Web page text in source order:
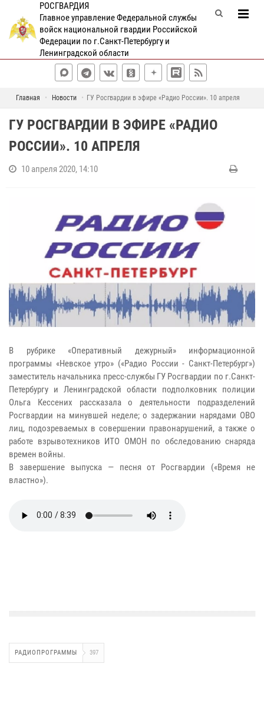
РОСГВАРДИЯ
Главное управление Федеральной службы
войск национальной гвардии Российской
Федерации по г.Санкт-Петербургу и
Ленинградской области
Главная Новости ГУ Росгвардии в эфире «Радио России». 10 апреля
ГУ РОСГВАРДИИ В ЭФИРЕ «РАДИО
РОССИИ». 10 АПРЕЛЯ
10 апреля 2020, 14:10
В рубрике «Оперативный дежурный» информационной
программы «Невское утро» («Радио России - Санкт-Петербург»)
заместитель начальника пресс-службы ГУ Росгвардии по г.Санкт-
Петербургу и Ленинградской области подполковник полиции
Ольга Кессених рассказала о деятельности подразделений
Росгвардии на минувшей неделе; о задержании нарядами ОВО
лиц, подозреваемых в совершении правонарушений, а также о
работе взрывотехников ИТО ОМОН по обследованию снаряда
времен войны.
В завершение выпуска — песня от Росгвардии («Время не
властно»).
РАДИОПРОГРАММЫ 397